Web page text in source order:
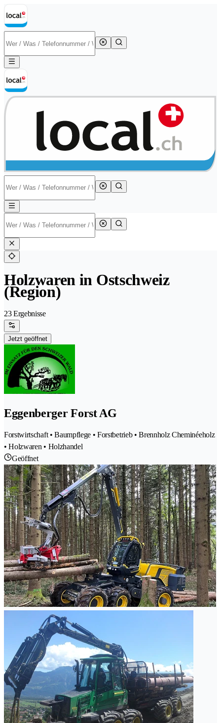
Holzwaren in Ostschweiz
(Region)
23 Ergebnisse
Jetzt geöffnet
Eggenberger Forst AG
Forstwirtschaft • Baumpflege • Forstbetrieb • Brennholz Cheminéeholz
• Holzwaren • Holzhandel
Geöffnet